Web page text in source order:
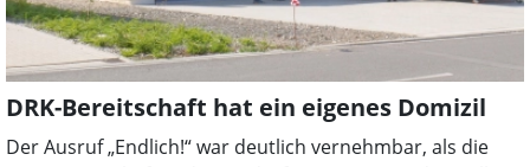
DRK-Bereitschaft hat ein eigenes Domizil
Der Ausruf „Endlich!“ war deutlich vernehmbar, als die